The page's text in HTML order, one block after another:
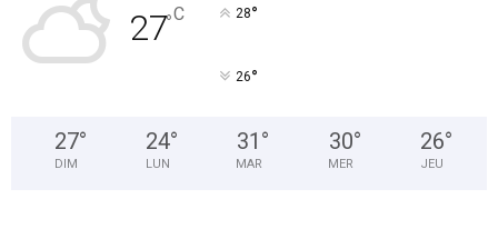
27°C 28°
26°
27°
DIM
24°
LUN
31 °
MAR
30°
MER
26°
JEU